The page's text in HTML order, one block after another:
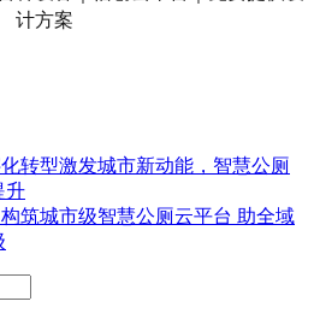
转型激发城市新动能，智慧公厕
升
筑城市级智慧公厕云平台 助全域